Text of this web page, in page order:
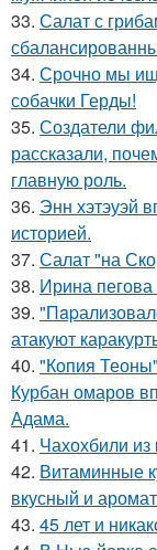
33. Салат с
34. Срочно мы
собачки Герды!
35. Создатели
рассказали,
главную роль.
36. Энн хэтэуэй
историей.
37. Салат "на
38. Ирина
39.
атакуют
40. "Копия
Курбан омаров
Адама.
41. Чахохбили из
42. Витаминные
вкусный и
43. 45 лет и